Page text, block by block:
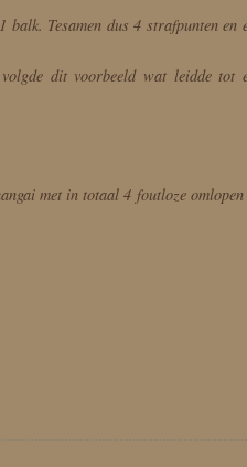
Tesamen dus 4 strafpunten en
dit voorbeeld wat leidde tot
met in totaal 4 foutloze